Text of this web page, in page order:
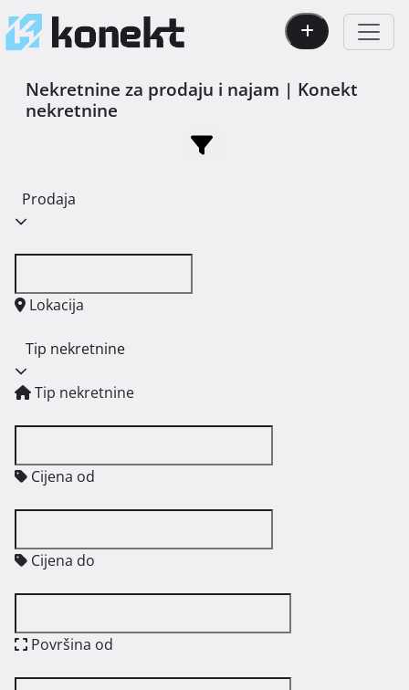
Nekretnine za prodaju i najam | Konekt
nekretnine
Prodaja
Lokacija
Tip nekretnine
Tip nekretnine
Cijena od
Cijena do
Površina od